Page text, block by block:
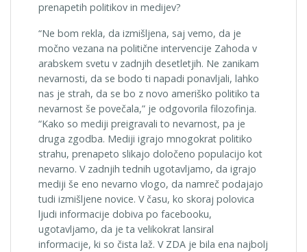
prenapetih politikov in medijev?
“Ne bom rekla, da izmišljena, saj vemo, da je
močno vezana na politične intervencije Zahoda v
arabskem svetu v zadnjih desetletjih. Ne zanikam
nevarnosti, da se bodo ti napadi ponavljali, lahko
nas je strah, da se bo z novo ameriško politiko ta
nevarnost še povečala,” je odgovorila filozofinja.
“Kako so mediji preigravali to nevarnost, pa je
druga zgodba. Mediji igrajo mnogokrat politiko
strahu, prenapeto slikajo določeno populacijo kot
nevarno. V zadnjih tednih ugotavljamo, da igrajo
mediji še eno nevarno vlogo, da namreč podajajo
tudi izmišljene novice. V času, ko skoraj polovica
ljudi informacije dobiva po facebooku,
ugotavljamo, da je ta velikokrat lansiral
informacije, ki so čista laž. V ZDA je bila ena najbolj